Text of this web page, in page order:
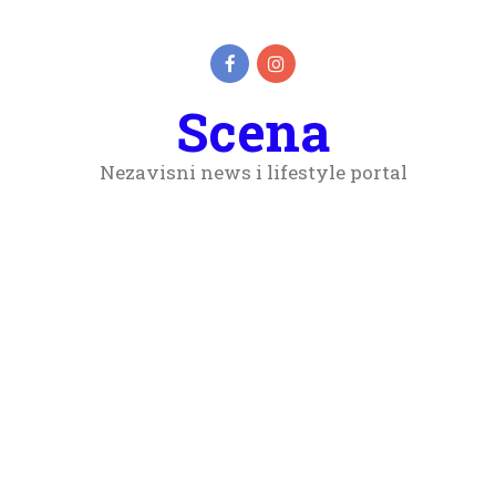
Scena
Nezavisni news i lifestyle portal